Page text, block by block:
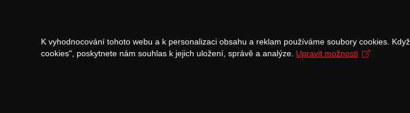
K vyhodnocování tohoto webu a k personalizaci obsahu a reklam používáme soubory cookies.
cookies", poskytnete nám souhlas k jejich uložení, správě a analýze. Upravit možnosti